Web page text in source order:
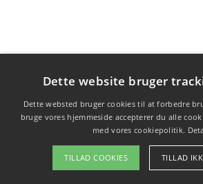
Dette website bruger
Dette websted bruger cookies til at forbedre
bruge vores hjemmeside accepterer du alle
med vores cookiepolitik.
TILLAD COOKIES TILLAD